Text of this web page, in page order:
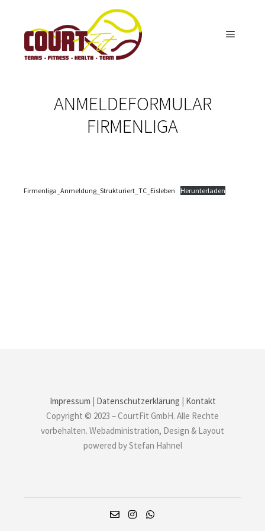
ANMELDEFORMULAR
FIRMENLIGA
Firmenliga_Anmeldung_Strukturiert_TC_Eisleben Herunterladen
Impressum | Datenschutzerklärung | Kontakt
Copyright © 2023 – CourtFit GmbH. Alle Rechte
vorbehalten. Webadministration, Design & Layout
powered by Stefan Hahnel